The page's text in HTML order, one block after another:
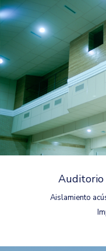
Auditorio
Aislamiento